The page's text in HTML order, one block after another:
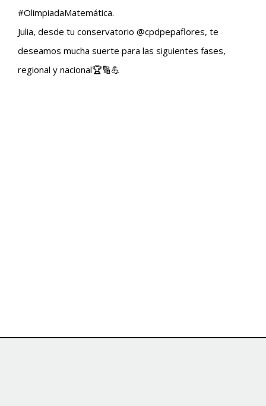
#OlimpiadaMatemática.
Julia, desde tu conservatorio @cpdpepaflores, te
deseamos mucha suerte para las siguientes fases,
regional y nacional🏆🔢💪